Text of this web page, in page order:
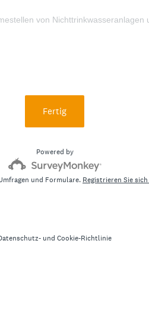
von
Fertig
Powered by
und Formulare. Registrieren Sie
und Cookie-Richtlinie